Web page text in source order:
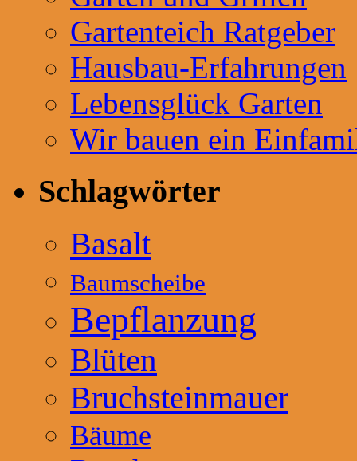
Gartenteich Ratgeber
Hausbau-Erfahrungen
Lebensglück Garten
Wir bauen ein
Schlagwörter
Basalt
Baumscheibe
Bepflanzung
Blüten
Bruchsteinmauer
Bäume